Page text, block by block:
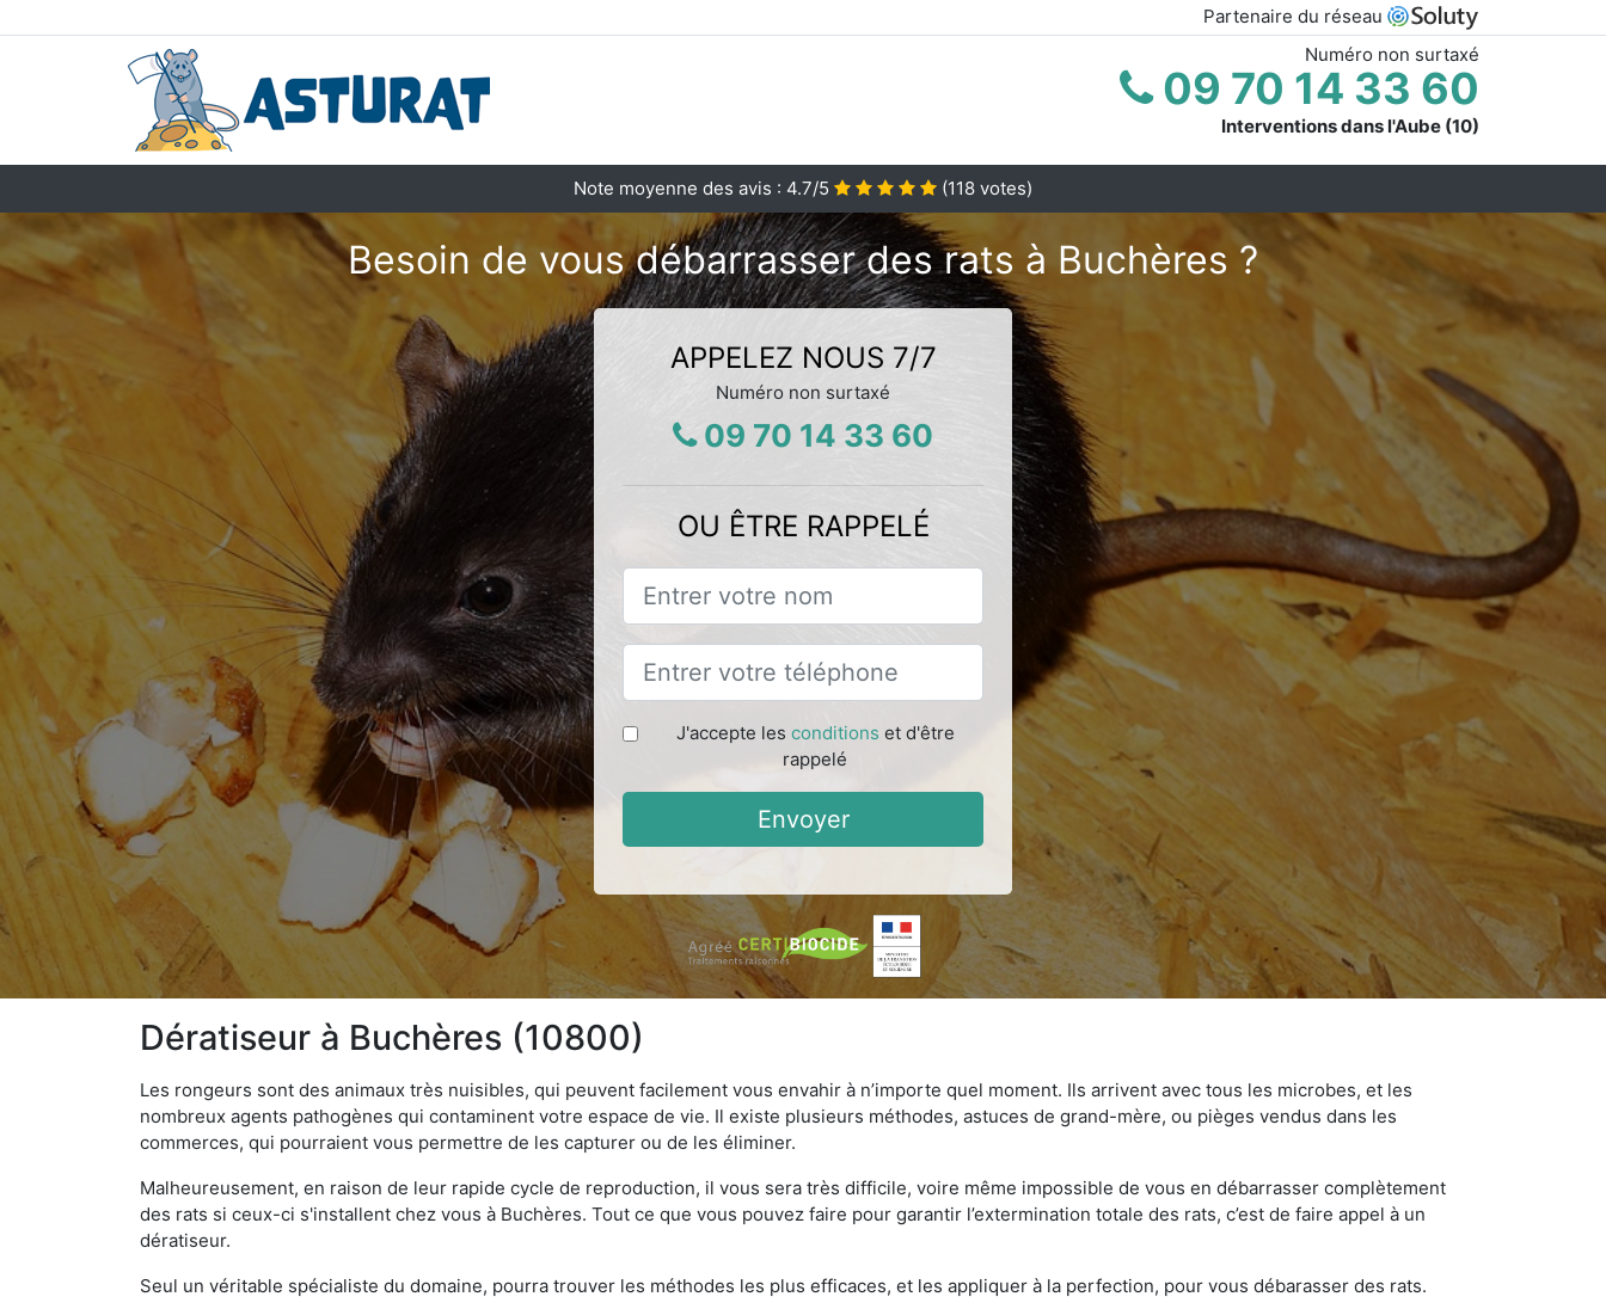
Partenaire du réseau
Numéro non surtaxé
09 70 14 33 60
Interventions dans l'Aube (10)
Note moyenne des avis : 4.7/5 (118 votes)
Besoin de vous débarrasser des rats à Buchères ?
APPELEZ NOUS 7/7
Numéro non surtaxé
09 70 14 33 60
OU ÊTRE RAPPELÉ
J'accepte les conditions et d'être
rappelé
Envoyer
Dératiseur à Buchères (10800)
Les rongeurs sont des animaux très nuisibles, qui peuvent facilement vous envahir à n’importe quel moment. Ils arrivent avec tous les microbes, et les
nombreux agents pathogènes qui contaminent votre espace de vie. Il existe plusieurs méthodes, astuces de grand-mère, ou pièges vendus dans les
commerces, qui pourraient vous permettre de les capturer ou de les éliminer.
Malheureusement, en raison de leur rapide cycle de reproduction, il vous sera très difficile, voire même impossible de vous en débarrasser complètement
des rats si ceux-ci s'installent chez vous à Buchères. Tout ce que vous pouvez faire pour garantir l’extermination totale des rats, c’est de faire appel à un
dératiseur.
Seul un véritable spécialiste du domaine, pourra trouver les méthodes les plus efficaces, et les appliquer à la perfection, pour vous débarasser des rats.